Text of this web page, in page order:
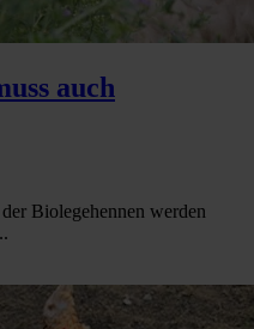
auch
Biolegehennen werden